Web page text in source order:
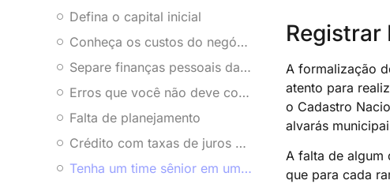
Defina o capital inicial
Conheça os custos do negócio
Separe finanças pessoais das finanças da empresa
Erros que você não deve cometer na hora de abrir sua empresa:
Falta de planejamento
Crédito com taxas de juros muito altas
Tenha um time sênior em um escritório que multiplica o lucro de milhares de clientes desde 1966
Registrar
A formalização
atento para
o Cadastro
alvarás
A falta de algum
que para cada